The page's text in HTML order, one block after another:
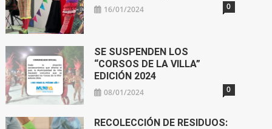
16/01/2024 0
SE SUSPENDEN LOS
“CORSOS DE LA VILLA”
EDICIÓN 2024
08/01/2024 0
RECOLECCIÓN DE RESIDUOS: